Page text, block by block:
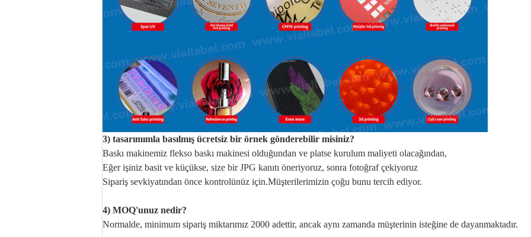
3) tasarımımla basılmış ücretsiz bir örnek gönderebilir misiniz?
Baskı makinemiz flekso baskı makinesi olduğundan ve platse kurulum maliyeti olacağından,
Eğer işiniz basit ve küçükse, size bir JPG kanıtı öneriyoruz, sonra fotoğraf çekiyoruz
Sipariş sevkiyatından önce kontrolünüz için.Müşterilerimizin çoğu bunu tercih ediyor.
4) MOQ'unuz nedir?
Normalde, minimum sipariş miktarımız 2000 adettir, ancak aynı zamanda müşterinin isteğine de dayanmaktadır.